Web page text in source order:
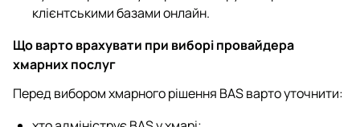
клієнтськими базами онлайн.
Що варто врахувати при виборі провайдера
хмарних послуг
Перед вибором хмарного рішення BAS варто уточнити: